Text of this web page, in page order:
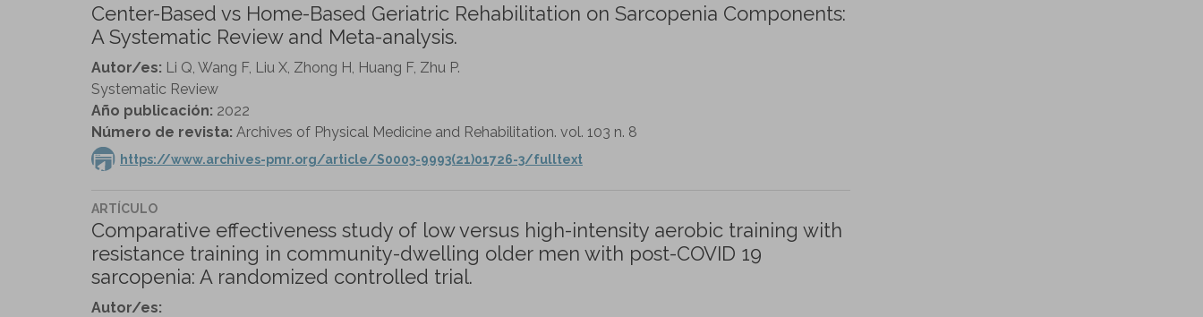
Center-Based vs Home-Based Geriatric Rehabilitation on Sarcopenia Components:
A Systematic Review and Meta-analysis.
Autor/es: Li Q, Wang F, Liu X, Zhong H, Huang F, Zhu P.
Systematic Review
Año publicación: 2022
Número de revista: Archives of Physical Medicine and Rehabilitation. vol. 103 n. 8
https://www.archives-pmr.org/article/S0003-9993(21)01726-3/fulltext
ARTÍCULO
Comparative effectiveness study of low versus high-intensity aerobic training with
resistance training in community-dwelling older men with post-COVID 19
sarcopenia: A randomized controlled trial.
Autor/es: